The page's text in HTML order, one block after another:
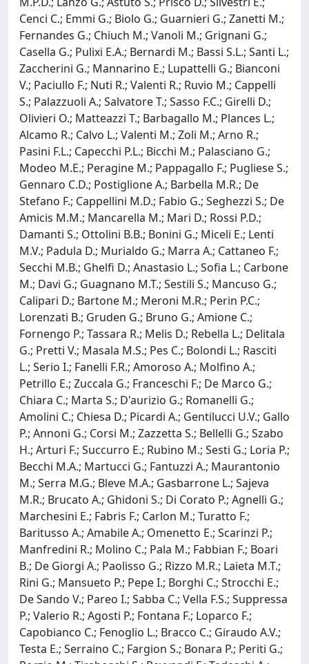
Cenci C.; Emmi G.; Biolo G.; Guarnieri G.; Zanetti M.;
Fernandes G.; Chiuch M.; Vanoli M.; Grignani G.;
Casella G.; Pulixi E.A.; Bernardi M.; Bassi S.L.; Santi L.;
Zaccherini G.; Mannarino E.; Lupattelli G.; Bianconi
V.; Paciullo F.; Nuti R.; Valenti R.; Ruvio M.; Cappelli
S.; Palazzuoli A.; Salvatore T.; Sasso F.C.; Girelli D.;
Olivieri O.; Matteazzi T.; Barbagallo M.; Plances L.;
Alcamo R.; Calvo L.; Valenti M.; Zoli M.; Arno R.;
Pasini F.L.; Capecchi P.L.; Bicchi M.; Palasciano G.;
Modeo M.E.; Peragine M.; Pappagallo F.; Pugliese S.;
Gennaro C.D.; Postiglione A.; Barbella M.R.; De
Stefano F.; Cappellini M.D.; Fabio G.; Seghezzi S.; De
Amicis M.M.; Mancarella M.; Mari D.; Rossi P.D.;
Damanti S.; Ottolini B.B.; Bonini G.; Miceli E.; Lenti
M.V.; Padula D.; Murialdo G.; Marra A.; Cattaneo F.;
Secchi M.B.; Ghelfi D.; Anastasio L.; Sofia L.; Carbone
M.; Davi G.; Guagnano M.T.; Sestili S.; Mancuso G.;
Calipari D.; Bartone M.; Meroni M.R.; Perin P.C.;
Lorenzati B.; Gruden G.; Bruno G.; Amione C.;
Fornengo P.; Tassara R.; Melis D.; Rebella L.; Delitala
G.; Pretti V.; Masala M.S.; Pes C.; Bolondi L.; Rasciti
L.; Serio I.; Fanelli F.R.; Amoroso A.; Molfino A.;
Petrillo E.; Zuccala G.; Franceschi F.; De Marco G.;
Chiara C.; Marta S.; D'aurizio G.; Romanelli G.;
Amolini C.; Chiesa D.; Picardi A.; Gentilucci U.V.; Gallo
P.; Annoni G.; Corsi M.; Zazzetta S.; Bellelli G.; Szabo
H.; Arturi F.; Succurro E.; Rubino M.; Sesti G.; Loria P.;
Becchi M.A.; Martucci G.; Fantuzzi A.; Maurantonio
M.; Serra M.G.; Bleve M.A.; Gasbarrone L.; Sajeva
M.R.; Brucato A.; Ghidoni S.; Di Corato P.; Agnelli G.;
Marchesini E.; Fabris F.; Carlon M.; Turatto F.;
Baritusso A.; Amabile A.; Omenetto E.; Scarinzi P.;
Manfredini R.; Molino C.; Pala M.; Fabbian F.; Boari
B.; De Giorgi A.; Paolisso G.; Rizzo M.R.; Laieta M.T.;
Rini G.; Mansueto P.; Pepe I.; Borghi C.; Strocchi E.;
De Sando V.; Pareo I.; Sabba C.; Vella F.S.; Suppressa
P.; Valerio R.; Agosti P.; Fontana F.; Loparco F.;
Capobianco C.; Fenoglio L.; Bracco C.; Giraudo A.V.;
Testa E.; Serraino C.; Fargion S.; Bonara P.; Periti G.;